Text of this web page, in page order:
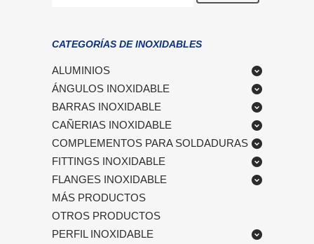
CATEGORÍAS DE INOXIDABLES
ALUMINIOS
ÁNGULOS INOXIDABLE
BARRAS INOXIDABLE
CAÑERIAS INOXIDABLE
COMPLEMENTOS PARA SOLDADURAS
FITTINGS INOXIDABLE
FLANGES INOXIDABLE
MÁS PRODUCTOS
OTROS PRODUCTOS
PERFIL INOXIDABLE